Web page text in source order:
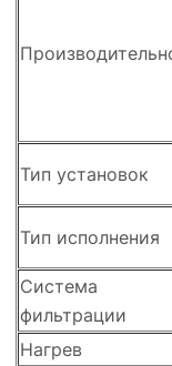
Тип установок
Тип исполнения
Система
фильтрации
Нагрев